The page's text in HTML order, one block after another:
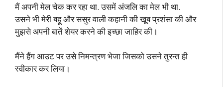
मैं अपनी मेल चेक कर रहा था. उसमें अंजलि का मेल भी था.
उसने भी मेरी बहू और ससुर वाली कहानी की खूब प्रशंसा की और
मुझसे अपनी बातें शेयर करने की इच्छा जाहिर की।
मैंने हैंग आउट पर उसे निमन्त्रण भेजा जिसको उसने तुरन्त ही
स्वीकार कर लिया।